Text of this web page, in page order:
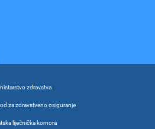
zdravstva
za zdravstveno osiguranje
liječnička komora